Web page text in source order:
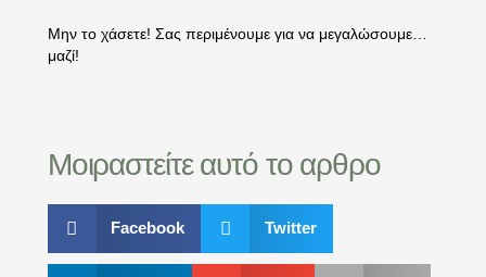
Μην το χάσετε! Σας περιμένουμε για να μεγαλώσουμε…
μαζί!
Μοιραστείτε αυτό το αρθρο
Facebook Twitter